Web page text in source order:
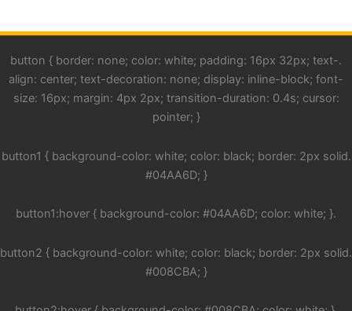
.button { border: none; color: white; padding: 16px 32px; text-
align: center; text-decoration: none; display: inline-block; font-
size: 16px; margin: 4px 2px; transition-duration: 0.4s; cursor:
pointer; }
.button1 { background-color: white; color: black; border: 2px solid
#04AA6D; }
.button1:hover { background-color: #04AA6D; color: white; }
.button2 { background-color: white; color: black; border: 2px solid
#008CBA; }